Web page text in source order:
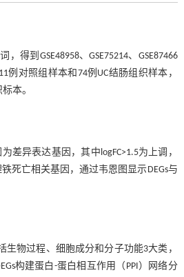
到GSE48958、GSE75214、GSE87466
例对照组样本和74例UC结肠组织样本，
本。
差异表达基因，其中logFC>1.5为上调，
死亡相关基因，通过韦恩图显示DEGs与
生物过程、细胞成分和分子功能3大类，
构建蛋白-蛋白相互作用（PPI）网络分